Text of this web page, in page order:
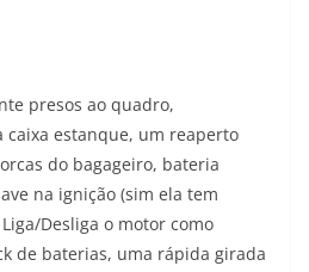
presos ao quadro,
estanque, um reaperto
do bagageiro, bateria
na ignição (sim ela tem
Desliga o motor como
de baterias, uma rápida girada